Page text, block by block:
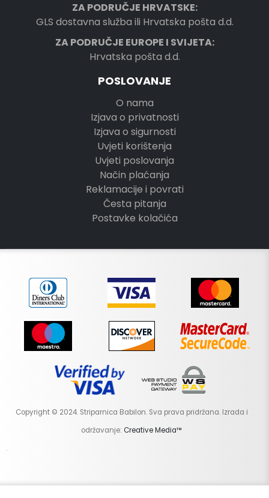
ZA PODRUČJE HRVATSKE:
GLS dostavna služba ili Hrvatska pošta d.d.
ZA PODRUČJE EUROPE I SVIJETA:
Hrvatska pošta d.d.
POSLOVANJE
O nama
Izjava o privatnosti
Izjava o sigurnosti
Uvjeti korištenja
Uvjeti poslovanja
Način plaćanja
Reklamacije i povrati
Česta pitanja
Postavke kolačića
Copyright © 2024. Striparnica Babilon. Sva prava pridržana. Izrada i
održavanje: Creative Media™
.